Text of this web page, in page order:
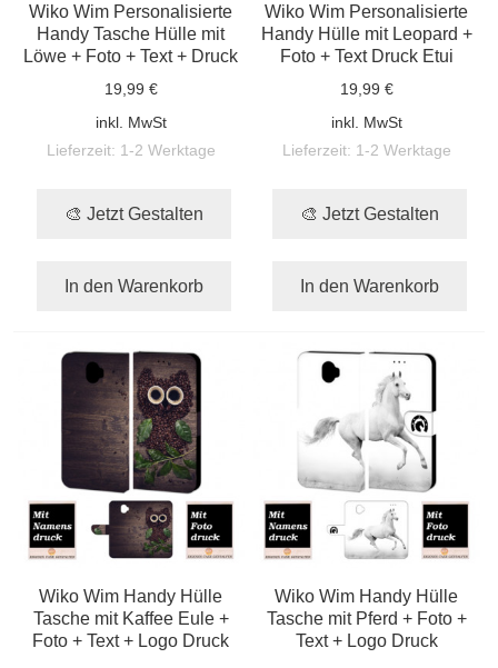
Wiko Wim Personalisierte
Handy Tasche Hülle mit
Löwe + Foto + Text + Druck
19,99 €
inkl. MwSt
Lieferzeit: 1-2 Werktage
🎨 Jetzt Gestalten
In den Warenkorb
Wiko Wim Personalisierte
Handy Hülle mit Leopard +
Foto + Text Druck Etui
19,99 €
inkl. MwSt
Lieferzeit: 1-2 Werktage
🎨 Jetzt Gestalten
In den Warenkorb
Wiko Wim Handy Hülle
Tasche mit Kaffee Eule +
Foto + Text + Logo Druck
Wiko Wim Handy Hülle
Tasche mit Pferd + Foto +
Text + Logo Druck